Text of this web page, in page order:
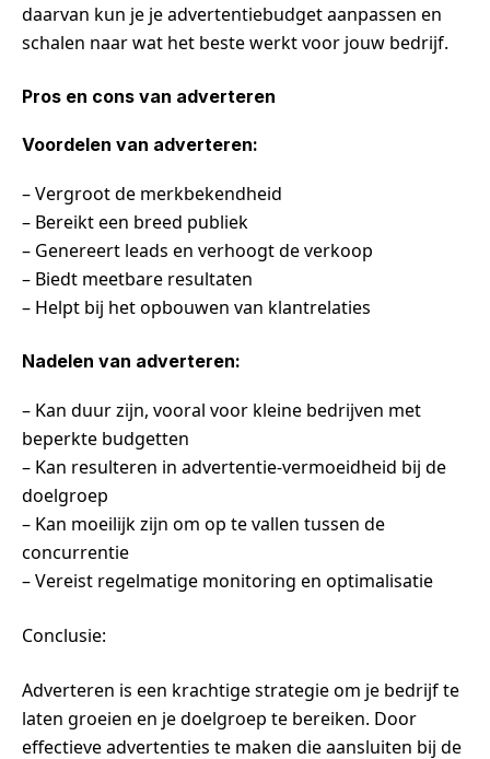
daarvan kun je je advertentiebudget aanpassen en
schalen naar wat het beste werkt voor jouw bedrijf.
Pros en cons van adverteren
Voordelen van adverteren:
– Vergroot de merkbekendheid
– Bereikt een breed publiek
– Genereert leads en verhoogt de verkoop
– Biedt meetbare resultaten
– Helpt bij het opbouwen van klantrelaties
Nadelen van adverteren:
– Kan duur zijn, vooral voor kleine bedrijven met
beperkte budgetten
– Kan resulteren in advertentie-vermoeidheid bij de
doelgroep
– Kan moeilijk zijn om op te vallen tussen de
concurrentie
– Vereist regelmatige monitoring en optimalisatie
Conclusie:
Adverteren is een krachtige strategie om je bedrijf te
laten groeien en je doelgroep te bereiken. Door
effectieve advertenties te maken die aansluiten bij de